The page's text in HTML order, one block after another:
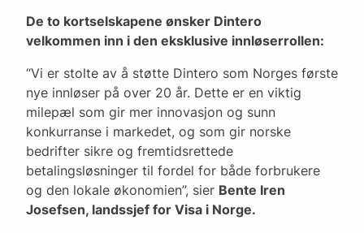
De to kortselskapene ønsker Dintero
velkommen inn i den eksklusive innløserrollen:
“Vi er stolte av å støtte Dintero som Norges første
nye innløser på over 20 år. Dette er en viktig
milepæl som gir mer innovasjon og sunn
konkurranse i markedet, og som gir norske
bedrifter sikre og fremtidsrettede
betalingsløsninger til fordel for både forbrukere
og den lokale økonomien”, sier Bente Iren
Josefsen, landssjef for Visa i Norge.